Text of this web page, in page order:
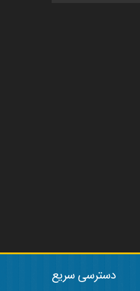
دسترسی سریع